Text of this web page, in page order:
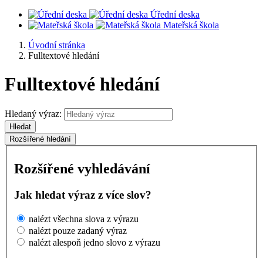
Úřední deska
Mateřská škola
Úvodní stránka
Fulltextové hledání
Fulltextové hledání
Hledaný výraz:
Hledat
Rozšířené hledání
Rozšířené vyhledávání
Jak hledat výraz z více slov?
nalézt všechna slova z výrazu
nalézt pouze zadaný výraz
nalézt alespoň jedno slovo z výrazu